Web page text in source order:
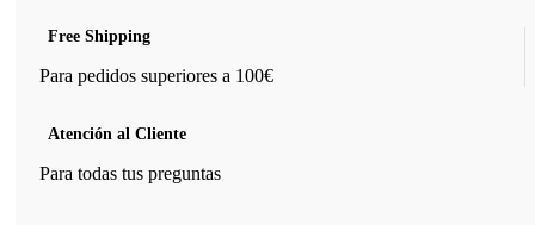
Free Shipping
Para pedidos superiores a 100€
Atención al Cliente
Para todas tus preguntas